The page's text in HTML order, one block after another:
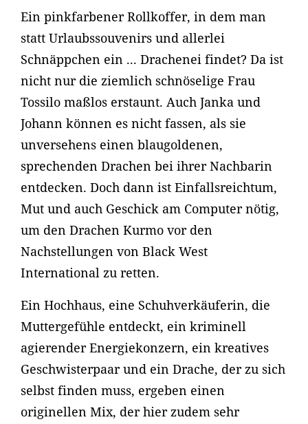
Ein pinkfarbener Rollkoffer, in dem man
statt Urlaubssouvenirs und allerlei
Schnäppchen ein ... Drachenei findet? Da ist
nicht nur die ziemlich schnöselige Frau
Tossilo maßlos erstaunt. Auch Janka und
Johann können es nicht fassen, als sie
unversehens einen blaugoldenen,
sprechenden Drachen bei ihrer Nachbarin
entdecken. Doch dann ist Einfallsreichtum,
Mut und auch Geschick am Computer nötig,
um den Drachen Kurmo vor den
Nachstellungen von Black West
International zu retten.
Ein Hochhaus, eine Schuhverkäuferin, die
Muttergefühle entdeckt, ein kriminell
agierender Energiekonzern, ein kreatives
Geschwisterpaar und ein Drache, der zu sich
selbst finden muss, ergeben einen
originellen Mix, der hier zudem sehr